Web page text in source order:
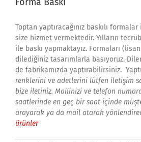
Toptan yaptıracağınız baskılı
size hizmet vermektedir. Yılların
ile baskı yapmaktayız. Formaları
dilediğiniz tasarımlarla basıyoruz.
de fabrikamızda yaptırabilirsiniz.
renklerini ve adetlerini lütfen iletişim
bize iletiniz. Mailinizi ve telefon
saatlerinde en geç bir saat içinde
arayarak ya da mail atarak
ürünler